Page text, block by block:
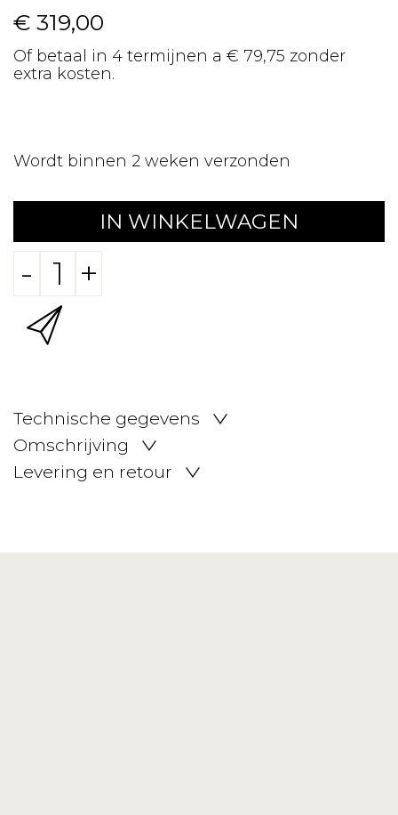
€ 319,00
Of betaal in 4 termijnen a € 79,75 zonder
extra kosten.
Wordt binnen 2 weken verzonden
IN WINKELWAGEN
- +
Technische gegevens
Omschrijving
Levering en retour